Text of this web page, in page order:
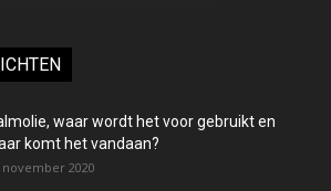
waar wordt het voor gebruikt en
komt het vandaan?
november 2020